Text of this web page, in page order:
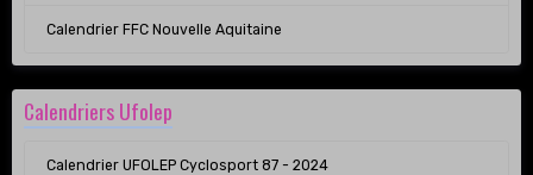
Calendrier FFC Nouvelle Aquitaine
Calendriers Ufolep
Calendrier UFOLEP Cyclosport 87 - 2024